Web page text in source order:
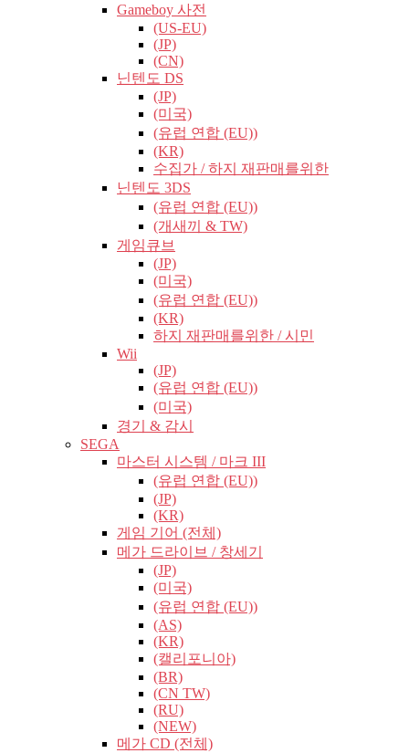
Gameboy 사전
(US-EU)
(JP)
(CN)
닌텐도 DS
(JP)
(미국)
(유럽​​ 연합 (EU))
(KR)
수집가 / 하지 재판매를위한
닌텐도 3DS
(유럽​​ 연합 (EU))
(개새끼 & TW)
게임큐브
(JP)
(미국)
(유럽​​ 연합 (EU))
(KR)
하지 재판매를위한 / 시민
Wii
(JP)
(유럽​​ 연합 (EU))
(미국)
경기 & 감시
SEGA
마스터 시스템 / 마크 III
(유럽​​ 연합 (EU))
(JP)
(KR)
게임 기어 (전체)
메가 드라이브 / 창세기
(JP)
(미국)
(유럽​​ 연합 (EU))
(AS)
(KR)
(캘리포니아)
(BR)
(CN TW)
(RU)
(NEW)
메가 CD (전체)